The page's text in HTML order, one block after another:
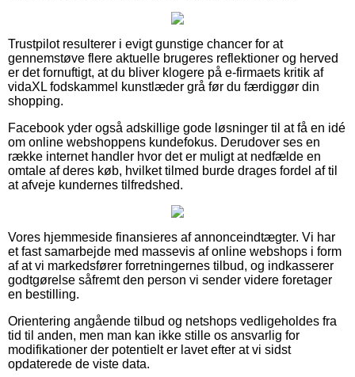
Trustpilot resulterer i evigt gunstige chancer for at
gennemstøve flere aktuelle brugeres reflektioner og herved
er det fornuftigt, at du bliver klogere på e-firmaets kritik af
vidaXL fodskammel kunstlæder grå før du færdiggør din
shopping.
Facebook yder også adskillige gode løsninger til at få en idé
om online webshoppens kundefokus. Derudover ses en
række internet handler hvor det er muligt at nedfælde en
omtale af deres køb, hvilket tilmed burde drages fordel af til
at afveje kundernes tilfredshed.
Vores hjemmeside finansieres af annonceindtægter. Vi har
et fast samarbejde med massevis af online webshops i form
af at vi markedsfører forretningernes tilbud, og indkasserer
godtgørelse såfremt den person vi sender videre foretager
en bestilling.
Orientering angående tilbud og netshops vedligeholdes fra
tid til anden, men man kan ikke stille os ansvarlig for
modifikationer der potentielt er lavet efter at vi sidst
opdaterede de viste data.